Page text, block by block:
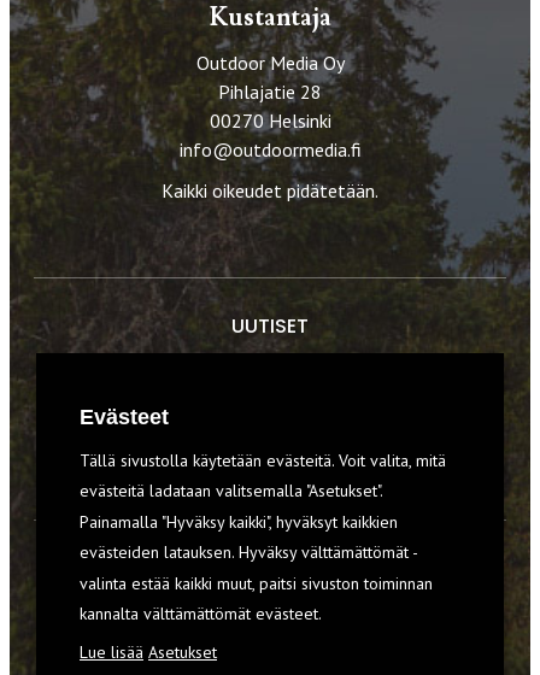
Kustantaja
Outdoor Media Oy
Pihlajatie 28
00270 Helsinki
info@outdoormedia.fi
Kaikki oikeudet pidätetään.
UUTISET
VARUSTEET
TILAA RETKI-LEHTI
YHTEYSTIEDOT
REKISTERISELOSTE
Evästeet
Tällä sivustolla käytetään evästeitä. Voit valita, mitä
evästeitä ladataan valitsemalla "Asetukset".
Painamalla "Hyväksy kaikki", hyväksyt kaikkien
evästeiden latauksen. Hyväksy välttämättömät -
valinta estää kaikki muut, paitsi sivuston toiminnan
kannalta välttämättömät evästeet.
Lue lisää Asetukset